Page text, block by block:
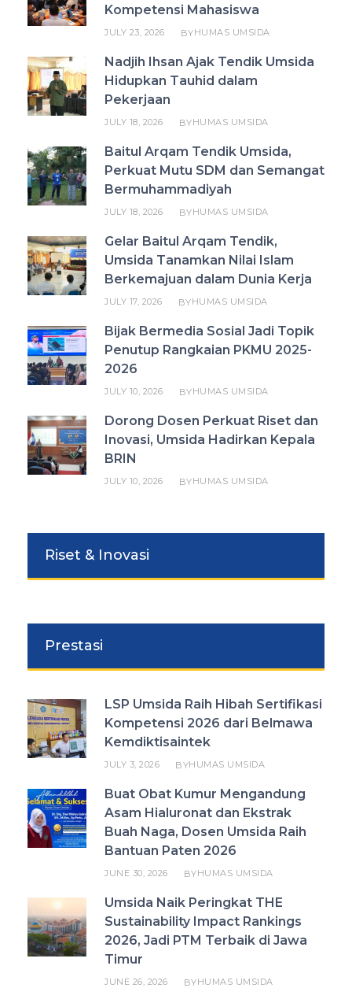
Kompetensi Mahasiswa
JULY 23, 2026 BYHUMAS UMSIDA
Nadjih Ihsan Ajak Tendik Umsida
Hidupkan Tauhid dalam
Pekerjaan
JULY 18, 2026 BYHUMAS UMSIDA
Baitul Arqam Tendik Umsida,
Perkuat Mutu SDM dan Semangat
Bermuhammadiyah
JULY 18, 2026 BYHUMAS UMSIDA
Gelar Baitul Arqam Tendik,
Umsida Tanamkan Nilai Islam
Berkemajuan dalam Dunia Kerja
JULY 17, 2026 BYHUMAS UMSIDA
Bijak Bermedia Sosial Jadi Topik
Penutup Rangkaian PKMU 2025-
2026
JULY 10, 2026 BYHUMAS UMSIDA
Dorong Dosen Perkuat Riset dan
Inovasi, Umsida Hadirkan Kepala
BRIN
JULY 10, 2026 BYHUMAS UMSIDA
Riset & Inovasi
Prestasi
LSP Umsida Raih Hibah Sertifikasi
Kompetensi 2026 dari Belmawa
Kemdiktisaintek
JULY 3, 2026 BYHUMAS UMSIDA
Buat Obat Kumur Mengandung
Asam Hialuronat dan Ekstrak
Buah Naga, Dosen Umsida Raih
Bantuan Paten 2026
JUNE 30, 2026 BYHUMAS UMSIDA
Umsida Naik Peringkat THE
Sustainability Impact Rankings
2026, Jadi PTM Terbaik di Jawa
Timur
JUNE 26, 2026 BYHUMAS UMSIDA